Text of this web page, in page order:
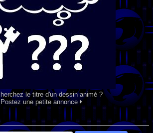
le titre d'un dessin animé ?
Postez une petite annonce